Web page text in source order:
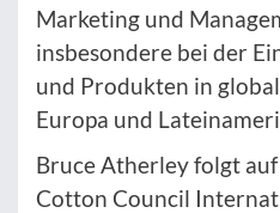
Marketing und
insbesondere bei der
und Produkten in
Europa und
Bruce Atherley folgt
Cotton Council